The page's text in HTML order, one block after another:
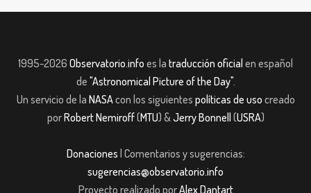
1995-2026 Observatorio.info es la traducción oficial en español
de "Astronomical Picture of the Day".
Un servicio de la NASAcon los siguientes políticas de uso creado
porRobert Nemiroff(MTU) &Jerry Bonnell (USRA)
Donaciones | Comentarios y sugerencias:
sugerencias@observatorio.info
Proyecto realizado porAlex Dantart